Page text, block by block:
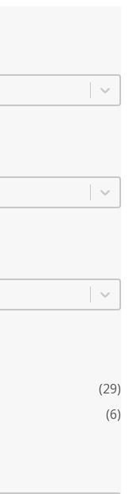
(29)
(6)